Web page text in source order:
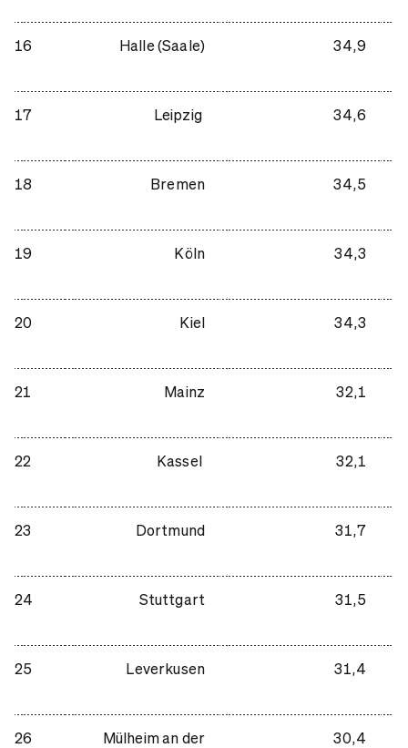
16 Halle (Saale) 34,9
17 Leipzig 34,6
18 Bremen 34,5
19 Köln 34,3
20 Kiel 34,3
21 Mainz 32,1
22 Kassel 32,1
23 Dortmund 31,7
24 Stuttgart 31,5
25 Leverkusen 31,4
26
Mülheim an der
30,4